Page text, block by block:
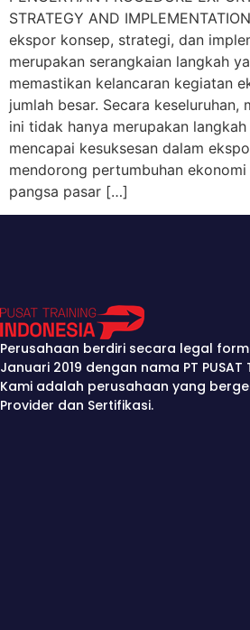
STRATEGY AND
ekspor konsep, strategi, dan
merupakan serangkaian langkah
memastikan kelancaran kegiatan
jumlah besar. Secara keseluruhan,
ini tidak hanya merupakan
mencapai kesuksesan dalam
mendorong pertumbuhan
pangsa pasar […]
Perusahaan berdiri secara legal
Januari 2019 dengan nama PT PUSAT
Kami adalah perusahaan yang
Provider dan Sertifikasi.